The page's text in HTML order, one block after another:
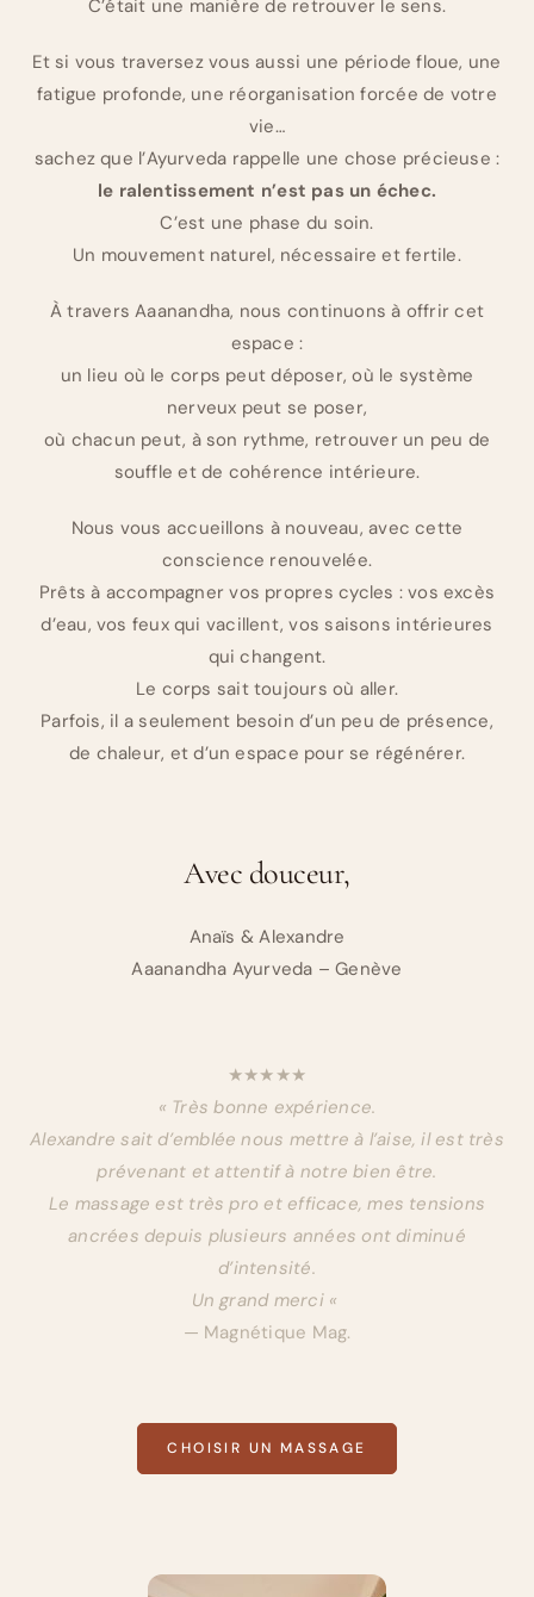
C’était une manière de retrouver le sens.
Et si vous traversez vous aussi une période floue, une
fatigue profonde, une réorganisation forcée de votre
vie…
sachez que l’Ayurveda rappelle une chose précieuse :
le ralentissement n’est pas un échec.
C’est une phase du soin.
Un mouvement naturel, nécessaire et fertile.
À travers Aaanandha, nous continuons à offrir cet
espace :
un lieu où le corps peut déposer, où le système
nerveux peut se poser,
où chacun peut, à son rythme, retrouver un peu de
souffle et de cohérence intérieure.
Nous vous accueillons à nouveau, avec cette
conscience renouvelée.
Prêts à accompagner vos propres cycles : vos excès
d’eau, vos feux qui vacillent, vos saisons intérieures
qui changent.
Le corps sait toujours où aller.
Parfois, il a seulement besoin d’un peu de présence,
de chaleur, et d’un espace pour se régénérer.
Avec douceur,
Anaïs & Alexandre
Aaanandha Ayurveda – Genève
★★★★★
« Très bonne expérience.
Alexandre sait d’emblée nous mettre à l’aise, il est très
prévenant et attentif à notre bien être.
Le massage est très pro et efficace, mes tensions
ancrées depuis plusieurs années ont diminué
d’intensité.
Un grand merci «
— Magnétique Mag.
CHOISIR UN MASSAGE